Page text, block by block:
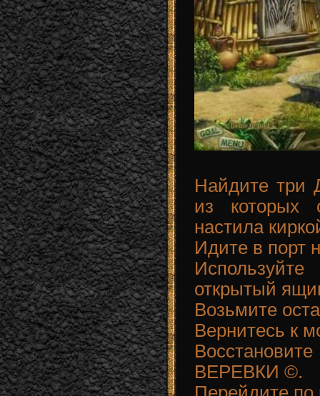
Найдите три
из которых
настила
Идите в порт
открытый
Возьмите
Вернитесь к
ВЕРЕВКИ ©.